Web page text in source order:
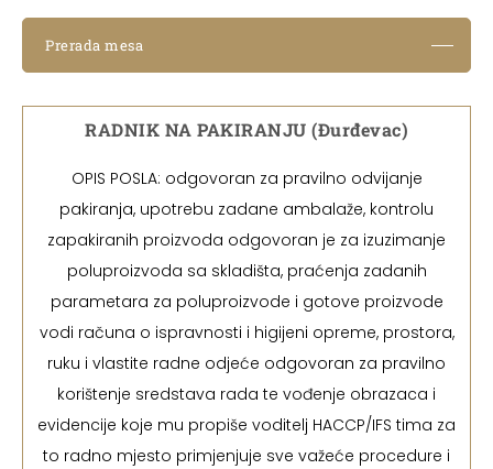
Prerada mesa
RADNIK NA PAKIRANJU (Đurđevac)
OPIS POSLA: odgovoran za pravilno odvijanje
pakiranja, upotrebu zadane ambalaže, kontrolu
zapakiranih proizvoda odgovoran je za izuzimanje
poluproizvoda sa skladišta, praćenja zadanih
parametara za poluproizvode i gotove proizvode
vodi računa o ispravnosti i higijeni opreme, prostora,
ruku i vlastite radne odjeće odgovoran za pravilno
korištenje sredstava rada te vođenje obrazaca i
evidencije koje mu propiše voditelj HACCP/IFS tima za
to radno mjesto primjenjuje sve važeće procedure i